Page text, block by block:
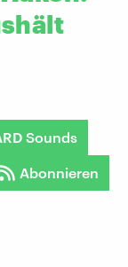
Sounds
Abonnieren